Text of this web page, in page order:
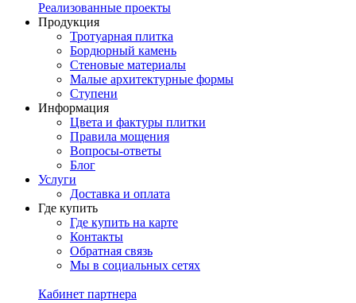
Реализованные проекты
Продукция
Тротуарная плитка
Бордюрный камень
Стеновые материалы
Малые архитектурные формы
Ступени
Информация
Цвета и фактуры плитки
Правила мощения
Вопросы-ответы
Блог
Услуги
Доставка и оплата
Где купить
Где купить на карте
Контакты
Обратная связь
Мы в социальных сетях
Кабинет партнера